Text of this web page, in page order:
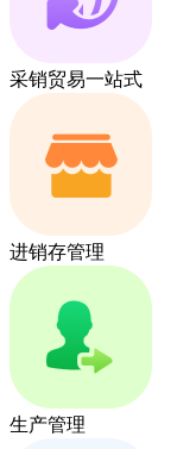
采销贸易一站式
进销存管理
生产管理